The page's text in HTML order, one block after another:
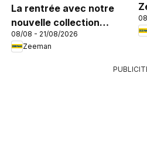
La rentrée avec notre
nouvelle collection
enfant
08/08 - 21/08/2026
Zeeman